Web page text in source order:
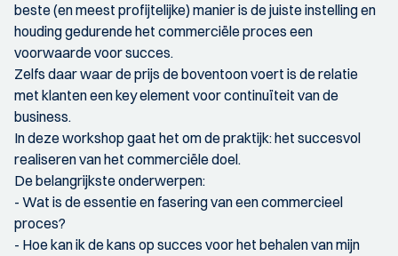
beste (en meest profijtelijke) manier is de juiste instelling en
houding gedurende het commerciële proces een
voorwaarde voor succes.
Zelfs daar waar de prijs de boventoon voert is de relatie
met klanten een key element voor continuïteit van de
business.
In deze workshop gaat het om de praktijk: het succesvol
realiseren van het commerciële doel.
De belangrijkste onderwerpen:
- Wat is de essentie en fasering van een commercieel
proces?
- Hoe kan ik de kans op succes voor het behalen van mijn